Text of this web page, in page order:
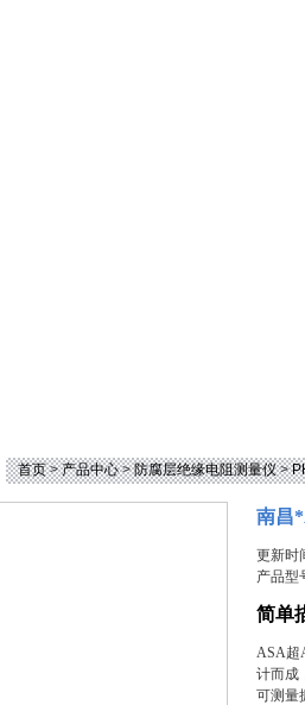
首页>产品中心>防腐层绝缘电阻测量仪>
南昌
更新时
产品型
简单
ASA超
计而成
可测量